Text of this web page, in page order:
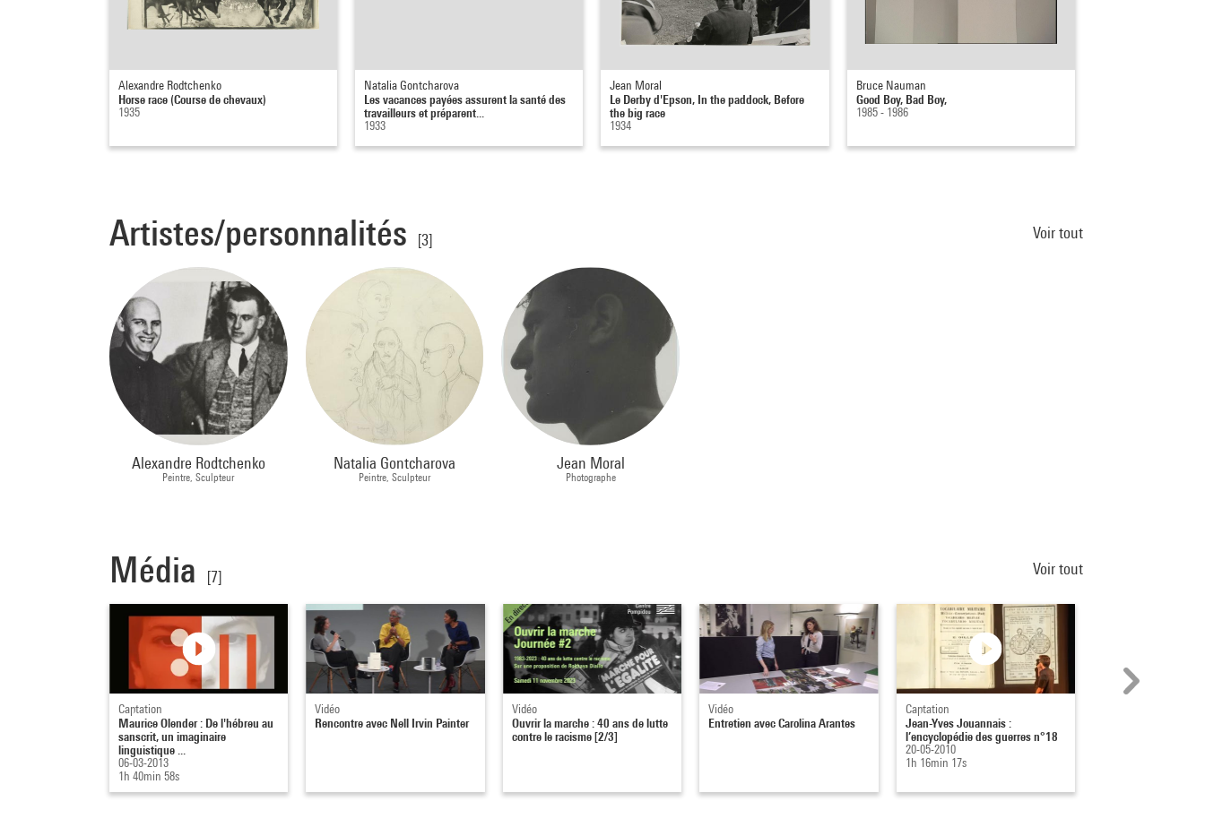
Alexandre Rodtchenko
Horse race (Course de chevaux)
1935
Natalia Gontcharova
Les vacances payées assurent la santé des
travailleurs et préparent...
1933
Jean Moral
Le Derby d'Epson, In the paddock, Before
the big race
1934
Bruce Nauman
Good Boy, Bad Boy,
1985 - 1986
Artistes/personnalités [3] Voir tout
Alexandre Rodtchenko
Peintre, Sculpteur
Natalia Gontcharova
Peintre, Sculpteur
Jean Moral
Photographe
Média [7] Voir tout
Captation
Maurice Olender : De l'hébreu au
sanscrit, un imaginaire
linguistique ...
06-03-2013
1h 40min 58s
Vidéo
Rencontre avec Nell Irvin Painter
Vidéo
Ouvrir la marche : 40 ans de lutte
contre le racisme [2/3]
Vidéo
Entretien avec Carolina Arantes
Captation
Jean-Yves Jouannais :
l’encyclopédie des guerres n°18
20-05-2010
1h 16min 17s